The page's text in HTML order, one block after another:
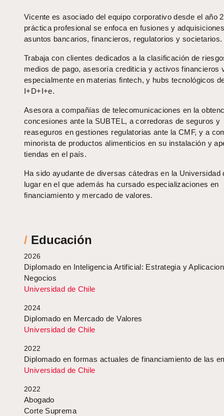
Vicente es asociado del equipo corporativo desde el año
práctica profesional se enfoca en fusiones y
asuntos bancarios, financieros, regulatorios y societarios.
Trabaja con clientes dedicados a la clasificación de
medios de pago, asesoría crediticia y activos financieros
especialmente en materias fintech, y hubs tecnológicos
I+D+I+e.
Asesora a compañías de telecomunicaciones en la
concesiones ante la SUBTEL, a corredoras de seguros y
reaseguros en gestiones regulatorias ante la CMF, y a
minorista de productos alimenticios en su instalación y
tiendas en el país.
Ha sido ayudante de diversas cátedras en la Universidad
lugar en el que además ha cursado especializaciones en
financiamiento y mercado de valores.
/ Educación
2026
Diplomado en Inteligencia Artificial: Estrategia y
Negocios
Universidad de Chile
2024
Diplomado en Mercado de Valores
Universidad de Chile
2022
Diplomado en formas actuales de financiamiento de las
Universidad de Chile
2022
Abogado
Corte Suprema